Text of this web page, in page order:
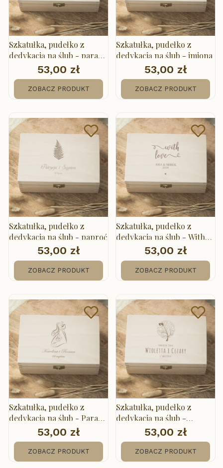
Szkatułka, pudełko z
dedykacją na ślub - para
młoda na motorze
Cena
53,00 zł
ZOBACZ PRODUKT
Szkatułka, pudełko z
dedykacją na ślub - imiona
Cena
53,00 zł
ZOBACZ PRODUKT
Szkatułka, pudełko z
dedykacją na ślub - paproć
Cena
53,00 zł
ZOBACZ PRODUKT
Szkatułka, pudełko z
dedykacją na ślub - With
Cena
53,00 zł
ZOBACZ PRODUKT
Szkatułka, pudełko z
dedykacją na ślub - Para
Cena
53,00 zł
ZOBACZ PRODUKT
Szkatułka, pudełko z
dedykacją na ślub -
Cena
53,00 zł
ZOBACZ PRODUKT